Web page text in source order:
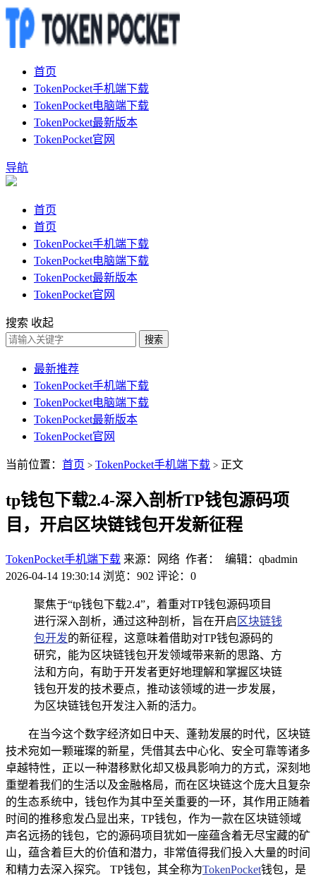
首页
TokenPocket手机端下载
TokenPocket电脑端下载
TokenPocket最新版本
TokenPocket官网
导航
首页
首页
TokenPocket手机端下载
TokenPocket电脑端下载
TokenPocket最新版本
TokenPocket官网
搜索 收起
搜索
最新推荐
TokenPocket手机端下载
TokenPocket电脑端下载
TokenPocket最新版本
TokenPocket官网
当前位置： 首页 > TokenPocket手机端下载 > 正文
tp钱包下载2.4-深入剖析TP钱包源码项
目，开启区块链钱包开发新征程
TokenPocket手机端下载 来源：网络 作者： 编辑：qbadmin
2026-04-14 19:30:14 浏览：902 评论：0
聚焦于“tp钱包下载2.4”，着重对TP钱包源码项目
进行深入剖析，通过这种剖析，旨在开启 区块链钱
包开发的新征程，这意味着借助对TP钱包源码的
研究，能为区块链钱包开发领域带来新的思路、方
法和方向，有助于开发者更好地理解和掌握区块链
钱包开发的技术要点，推动该领域的进一步发展，
为区块链钱包开发注入新的活力。
在当今这个数字经济如日中天、蓬勃发展的时代，区块链
技术宛如一颗璀璨的新星，凭借其去中心化、安全可靠等诸多
卓越特性，正以一种潜移默化却又极具影响力的方式，深刻地
重塑着我们的生活以及金融格局，而在区块链这个庞大且复杂
的生态系统中，钱包作为其中至关重要的一环，其作用正随着
时间的推移愈发凸显出来，TP钱包，作为一款在区块链领域
声名远扬的钱包，它的源码项目犹如一座蕴含着无尽宝藏的矿
山，蕴含着巨大的价值和潜力，非常值得我们投入大量的时间
和精力去深入探究。 TP钱包，其全称为TokenPocket钱包，是